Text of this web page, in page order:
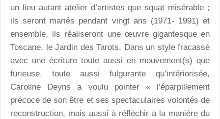
un lieu autant atelier d’artistes que squat misérable ;
ils seront mariés pendant vingt ans (1971- 1991) et
ensemble, ils réaliseront une œuvre gigantesque en
Toscane, le Jardin des Tarots. Dans un style fracassé
avec une écriture toute aussi en mouvement(s) que
furieuse, toute aussi fulgurante qu’intériorisée,
Caroline Deyns a voulu pointer « l’éparpillement
précoce de son être et ses spectaculaires volontés de
reconstruction, mais aussi à réfléchir à la manière du